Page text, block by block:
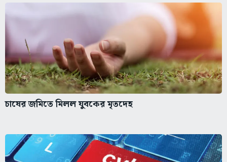
চাষের জমিতে মিলল যুবকের মৃতদেহ